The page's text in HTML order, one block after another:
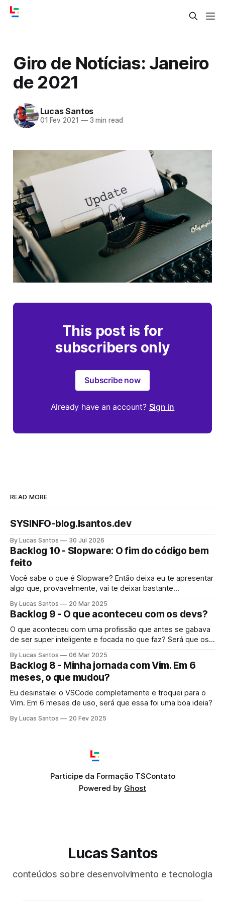
Giro de Notícias: Janeiro
de 2021
Lucas Santos
01 Fev 2021 —3 min read
This post is for
subscribers only
Subscribe now
Already have an account? Sign in
READ MORE
SYSINFO-blog.lsantos.dev
By Lucas Santos 30 Jul 2026
Backlog 10 - Slopware: O fim do código bem
feito
Você sabe o que é Slopware? Então deixa eu te apresentar
algo que, provavelmente, vai te deixar bastante
By Lucas Santos 20 Mar 2025
Backlog 9 - O que aconteceu com os devs?
O que aconteceu com uma profissão que antes se gabava
de ser super inteligente e focada no que faz? Será que os
By Lucas Santos 06 Mar 2025
Backlog 8 - Minha jornada com Vim. Em 6
meses, o que mudou?
Eu desinstalei o VSCode completamente e troquei para o
Vim. Em 6 meses de uso, será que essa foi uma boa ideia?
By Lucas Santos 20 Fev 2025
Participe da Formação TSContato
Powered by Ghost
Lucas Santos
conteúdos sobre desenvolvimento e tecnologia